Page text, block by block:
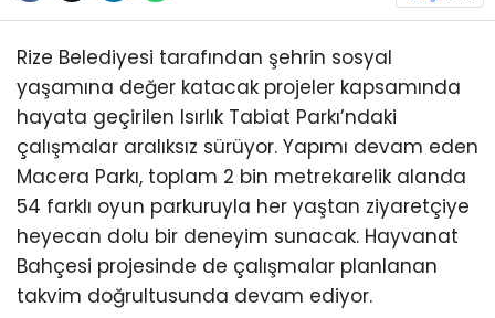
Rize Belediyesi tarafından şehrin sosyal
yaşamına değer katacak projeler kapsamında
hayata geçirilen Isırlık Tabiat Parkı’ndaki
çalışmalar aralıksız sürüyor. Yapımı devam eden
Macera Parkı, toplam 2 bin metrekarelik alanda
54 farklı oyun parkuruyla her yaştan ziyaretçiye
heyecan dolu bir deneyim sunacak. Hayvanat
Bahçesi projesinde de çalışmalar planlanan
takvim doğrultusunda devam ediyor.